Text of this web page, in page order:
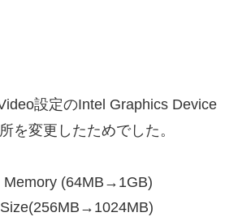
設定のIntel Graphics Device
を変更したためでした。
Memory (64MB→1GB)